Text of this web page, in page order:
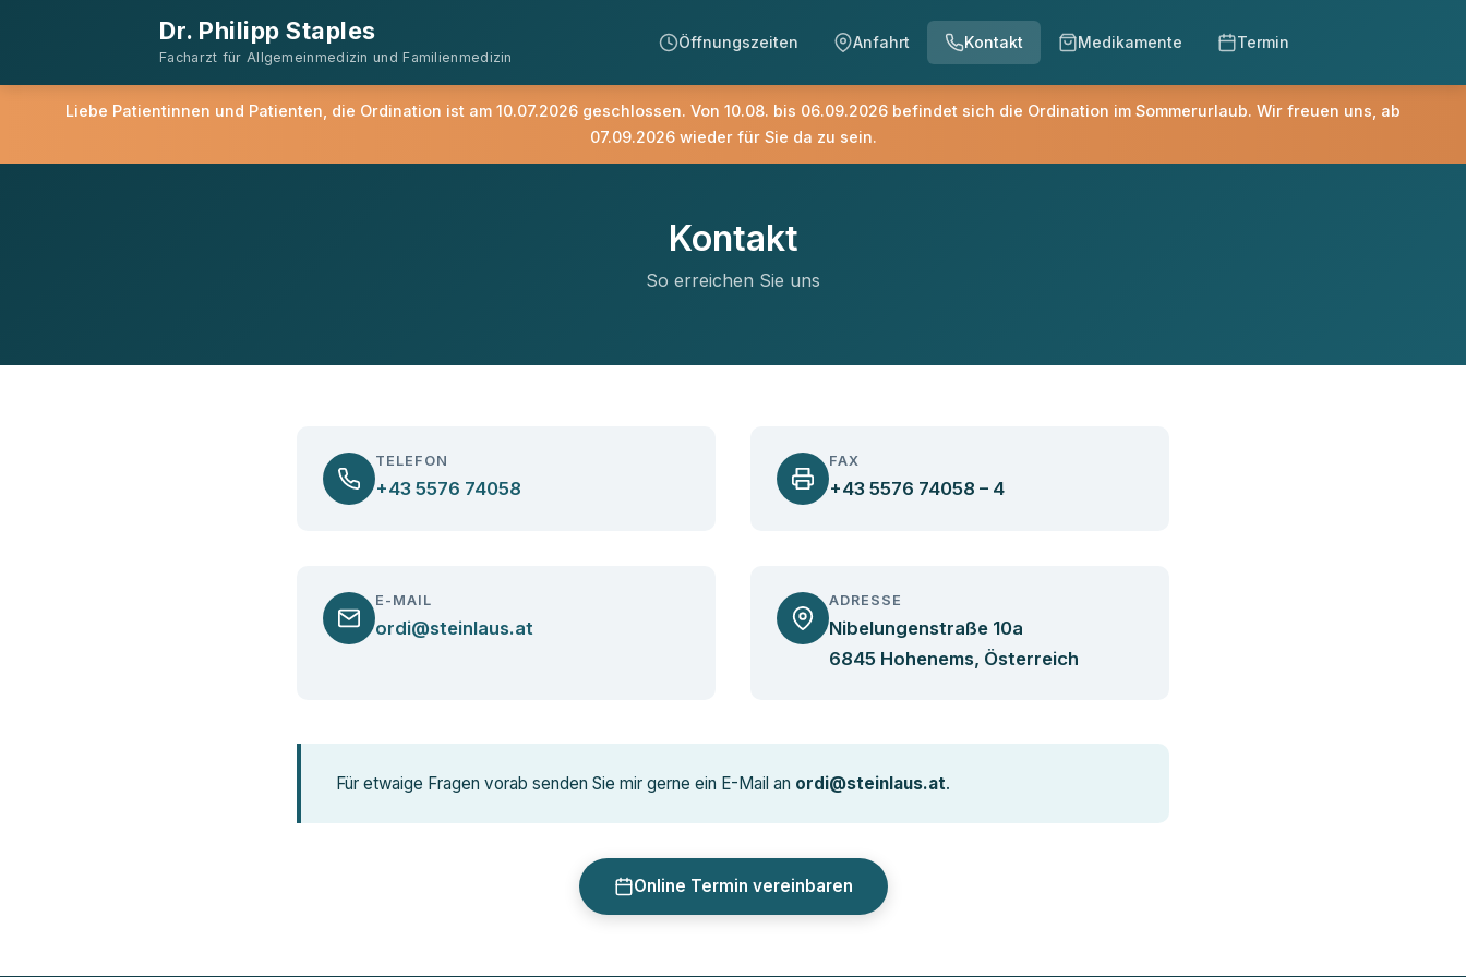
Dr. Philipp Staples
Facharzt für Allgemeinmedizin und Familienmedizin
Öffnungszeiten Anfahrt Kontakt Medikamente Termin
Liebe Patientinnen und Patienten, die Ordination ist am 10.07.2026 geschlossen. Von 10.08. bis 06.09.2026 befindet sich die Ordination im Sommerurlaub. Wir freuen uns, ab
07.09.2026 wieder für Sie da zu sein.
Kontakt
So erreichen Sie uns
TELEFON
+43 5576 74058
FAX
+43 5576 74058 – 4
E-MAIL
ordi@steinlaus.at
ADRESSE
Nibelungenstraße 10a
6845 Hohenems, Österreich
Für etwaige Fragen vorab senden Sie mir gerne ein E-Mail an ordi@steinlaus.at.
Online Termin vereinbaren